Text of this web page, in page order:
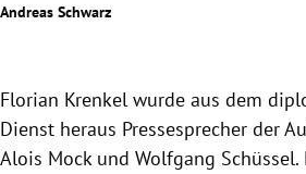
Untermenü
Andreas Schwarz
Florian Krenkel wurde aus dem
Dienst heraus Pressesprecher der
Alois Mock und Wolfgang Schüssel.